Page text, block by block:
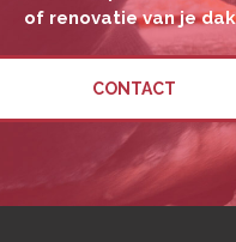
of renovatie van je
CONTACT